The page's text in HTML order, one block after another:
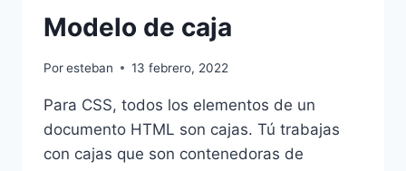
Modelo de caja
Poresteban 13 febrero, 2022
Para CSS, todos los elementos de un
documento HTML son cajas. Tú trabajas
con cajas que son contenedoras de